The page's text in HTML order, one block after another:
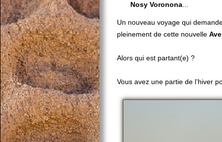
Nosy Voronona
Un nouveau voyage qui
pleinement de cette nouvelle
Alors qui est partant(e) ?
Vous avez une partie de l’hiver